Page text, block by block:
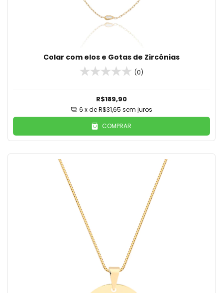
Colar com elos e Gotas de Zircônias
(0)
R$189,90
6 x deR$31,65 sem juros
COMPRAR